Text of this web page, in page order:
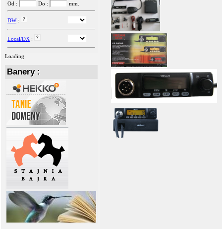
Od :
Do : mm.
DW:
Local/DX :
Loading
Banery :